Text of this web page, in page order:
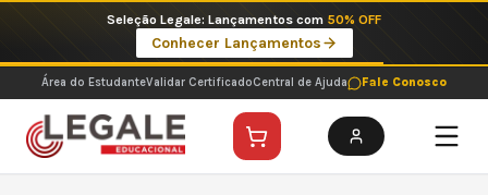
o
conteúdo
Seleção Legale: Lançamentos com 50% OFF
Conhecer Lançamentos
Área do EstudanteValidar CertificadoCentral de Ajuda Fale Conosco